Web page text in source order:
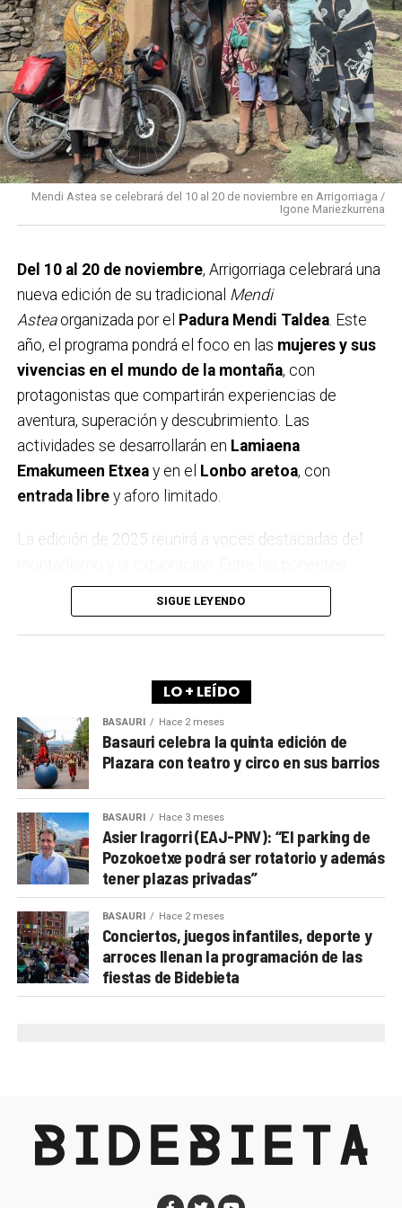
presupuestario, continuando la tendencia iniciada en
2019. En el ámbito económico, se destinan40.500
eurosa ayudas para formación e inserción laboral, y
se mantiene la campaña dearrigobonos para
reforzar el comercio local. Además, las cuentas
recogen partidas paraMedio Ambiente, Euskera,
Cultura y Deporte, con el propósito de fomentar el
bienestar social y el desarrollo integral del municipio
Mendi Astea se celebrará del 10 al 20 de noviembre en Arrigorriaga /
Igone Mariezkurrena
Del 10 al 20 de noviembre, Arrigorriaga celebrará una
nueva edición de su tradicional Mendi
Asteaorganizada por el Padura Mendi Taldea. Este
año, el programa pondrá el foco en las mujeres y sus
vivencias en el mundo de la montaña, con
protagonistas que compartirán experiencias de
aventura, superación y descubrimiento. Las
actividades se desarrollarán en Lamiaena
Emakumeen Etxeay en el Lonbo aretoa, con
entrada librey aforo limitado.
La edición de 2025 reunirá a voces destacadas del
estaránIgone Mariezkurrena, el tríoElkarregaz
formado porElixabete, Johanna y Bego— y la
reconocida alpinistaPipi Cardell. Además, el
como ya es tradición en Arrigorriaga.
A lo largo de los últimos años, la Semana de la
Montaña se ha convertido en una cita imprescindible
para los aficionados locales y de toda la comarca.
Más allá de las charlas y proyecciones, el evento
buscaacercar la cultura de la montaña a la
ciudadanía
y fomentar valores como la sostenibilidad,
la cooperación y la igualdad en este ámbito
históricamente dominado por hombres.
PROGRAMA MENDI ASTEA ARRIGORRIAGA 2025
Lunes, 10 de noviembre
19:00Elkarregaz (Elixabete, Johanna y Bego).“GR
11, algo más que una travesía”
SIGUE LEYENDO
LO + LEÍDO
BASAURI Hace 2 meses
Basauri celebra la quinta edición de
Plazara con teatro y circo en sus barrios
BASAURI Hace 3 meses
Asier Iragorri (EAJ-PNV): “El parking de
Pozokoetxe podrá ser rotatorio y además
tener plazas privadas”
BASAURI Hace 2 meses
Conciertos, juegos infantiles, deporte y
arroces llenan la programación de las
fiestas de Bidebieta